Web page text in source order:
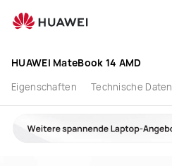
HUAWEI
MateBook
14
AMD
HUAWEI MateBook 14 AMD
Eigenschaften Technische Daten